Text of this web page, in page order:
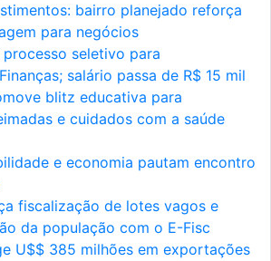
bairro planejado reforça
para negócios
seletivo para
salário passa de R$ 15 mil
blitz educativa para
e cuidados com a saúde
e economia pautam encontro
fiscalização de lotes vagos e
da população com o E-Fisc
U$$ 385 milhões em exportações